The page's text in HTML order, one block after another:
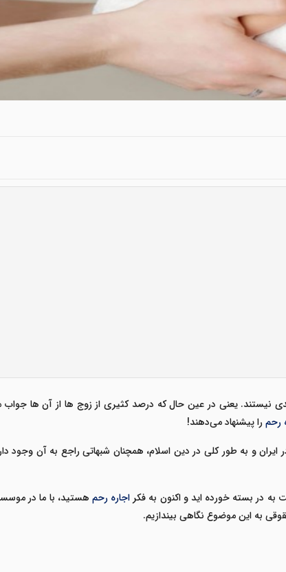
یعنی در عین حال که درصد کثیری از زوج ها از آن ها جواب
رحمرا پیشنهاد می‌دهند!
و به طور کلی در دین اسلام، همچنان شبهاتی راجع به آن وجود
به در بسته خورده اید و اکنون به فکر اجاره رحم هستید، با ما در
به این موضوع نگاهی بیندازیم.